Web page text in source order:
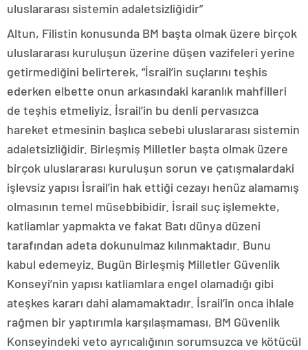
uluslararası sistemin adaletsizliğidir”
Altun, Filistin konusunda BM başta olmak üzere birçok
uluslararası kuruluşun üzerine düşen vazifeleri yerine
getirmediğini belirterek, “İsrail’in suçlarını teşhis
ederken elbette onun arkasındaki karanlık mahfilleri
de teşhis etmeliyiz. İsrail’in bu denli pervasızca
hareket etmesinin başlıca sebebi uluslararası sistemin
adaletsizliğidir. Birleşmiş Milletler başta olmak üzere
birçok uluslararası kuruluşun sorun ve çatışmalardaki
işlevsiz yapısı İsrail’in hak ettiği cezayı henüz alamamış
olmasının temel müsebbibidir. İsrail suç işlemekte,
katliamlar yapmakta ve fakat Batı dünya düzeni
tarafından adeta dokunulmaz kılınmaktadır. Bunu
kabul edemeyiz. Bugün Birleşmiş Milletler Güvenlik
Konseyi’nin yapısı katliamlara engel olamadığı gibi
ateşkes kararı dahi alamamaktadır. İsrail’in onca ihlale
rağmen bir yaptırımla karşılaşmaması, BM Güvenlik
Konseyindeki veto ayrıcalığının sorumsuzca ve kötücül